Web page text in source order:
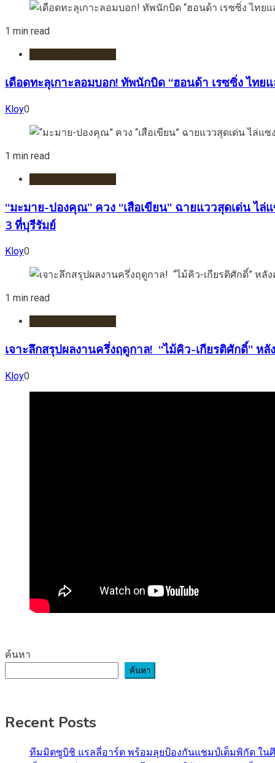
1 min read
เดือดทะลุเกาะลอมบอก! ทัพนักบิด “ฮอนด้า เรซซิ่ง ไท
Kloy0
1 min read
“มะมาย-ปองคุณ” ควง “เสือเขียน” ฉายแววสุดเด่น
3 ที่บุรีรัมย์
Kloy0
1 min read
เจาะลึกสรุปผลงานครึ่งฤดูกาล! “ไม้คิว-เกียรติศักดิ์”
Kloy0
ค้นหา
ค้นหา
Recent Posts
ทีมมิตซูบิชิ แรลลี่อาร์ต พร้อมลุยป้องกันแชมป์เต็มพิกัด ใน